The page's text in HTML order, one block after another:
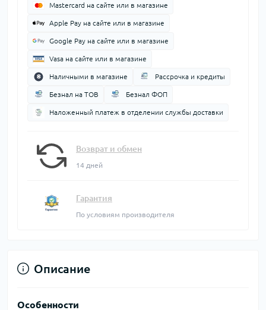
Mastercard на сайте или в магазине
Apple Pay на сайте или в магазине
Google Pay на сайте или в магазине
Vasa на сайте или в магазине
Наличными в магазине Рассрочка и кредиты
Безнал на ТОВ Безнал ФОП
Наложенный платеж в отделении службы доставки
Возврат и обмен
14 дней
Гарантия
По условиям производителя
Описание
Особенности